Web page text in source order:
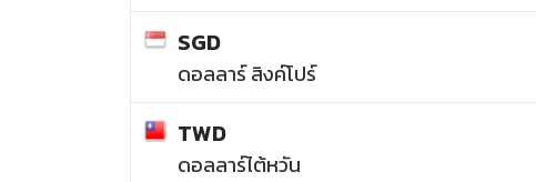
SGD
ดอลลาร์ สิงค์โปร์
TWD
ดอลลาร์ไต้หวัน